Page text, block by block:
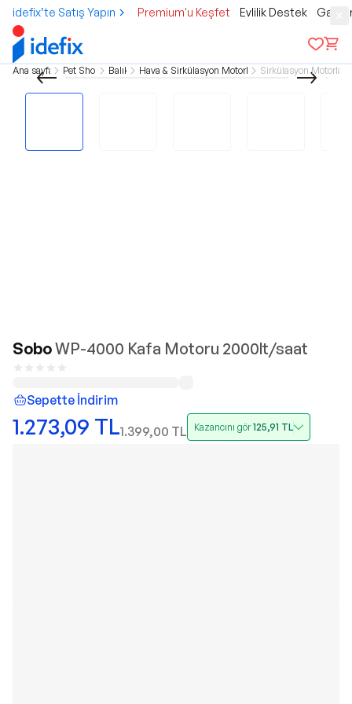
idefix’te Satış Yapın Premium'u Keşfet Evlilik Destek
Ana sayfa Pet Shop Balık Hava & Sirkülasyon Motorları Sirkülasyon Motorları
SoboWP-4000 Kafa Motoru 2000lt/saat
Sepette İndirim
1.273,09 TL1.399,00 TL Kazancını gör125,91 TL